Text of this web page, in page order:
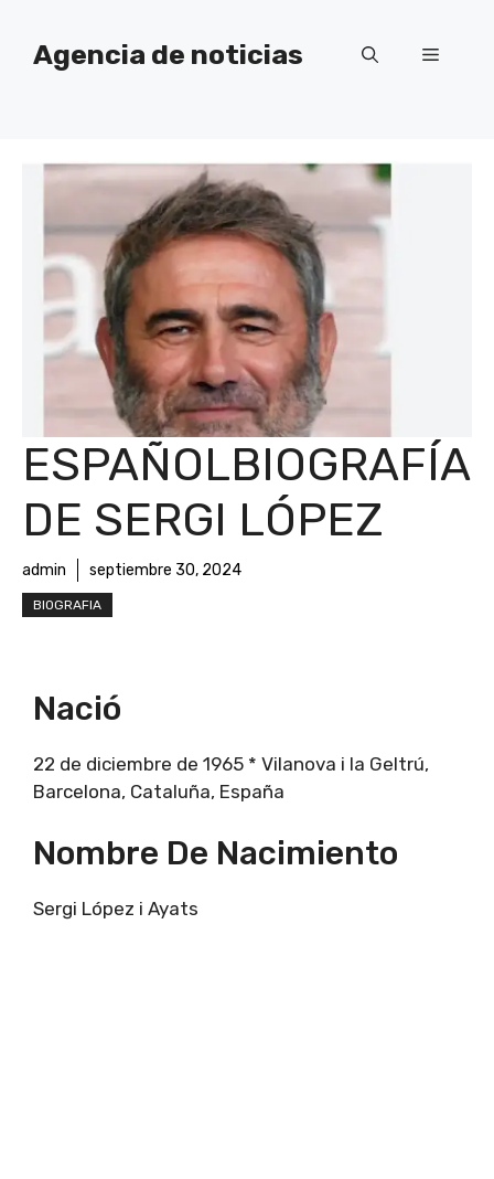
contenido
Agencia de noticias Menú
ESPAÑOLBIOGRAFÍA
DE SERGI LÓPEZ
admin septiembre 30, 2024
BIOGRAFIA
Nació
22 de diciembre de 1965 * Vilanova i la Geltrú,
Barcelona, ​​Cataluña, España
Nombre De Nacimiento
Sergi López i Ayats